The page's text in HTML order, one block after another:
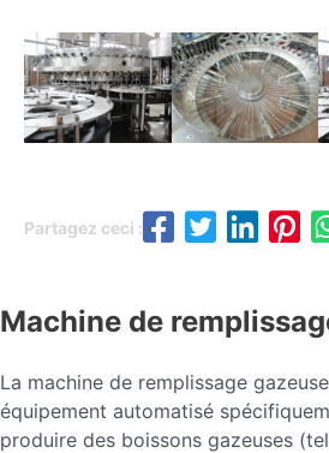
Partagez ceci :
Machine de
La machine de remplissage
équipement automatisé
produire des boissons gazeuses